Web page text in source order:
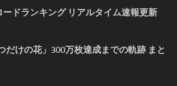
ードランキング リアルタイム速報更新
だけの花」300万枚達成までの軌跡 まと